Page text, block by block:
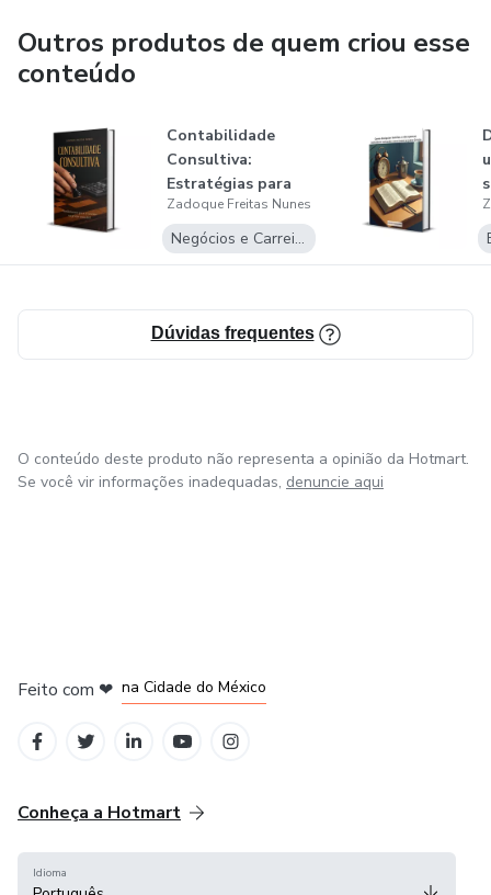
Outros produtos de quem criou esse
conteúdo
Contabilidade
Consultiva:
Estratégias para
Decisões
Gerencia...
Zadoque Freitas Nunes
Negócios e Carreira
Dúvidas frequentes
O conteúdo deste produto não representa a opinião da Hotmart.
Se você vir informações inadequadas, denuncie aqui
Feito com ❤ na Cidade do México
Conheça a Hotmart
Idioma